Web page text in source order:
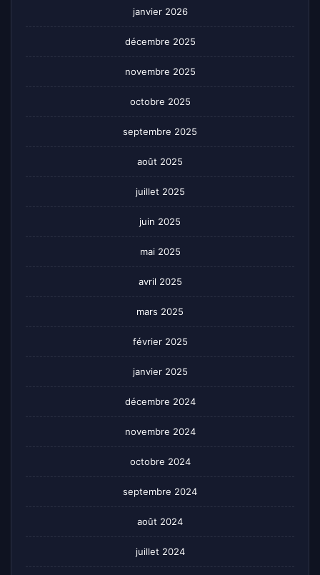
janvier 2026
décembre 2025
novembre 2025
octobre 2025
septembre 2025
août 2025
juillet 2025
juin 2025
mai 2025
avril 2025
mars 2025
février 2025
janvier 2025
décembre 2024
novembre 2024
octobre 2024
septembre 2024
août 2024
juillet 2024